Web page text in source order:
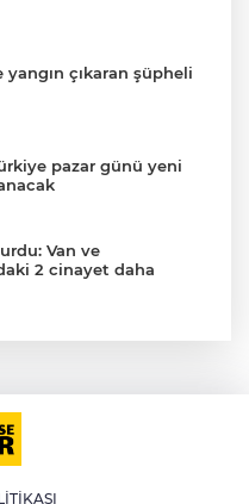
yangın çıkaran şüpheli
pazar günü yeni
Van ve
2 cinayet daha
kötü niyetli dış
çağrısı